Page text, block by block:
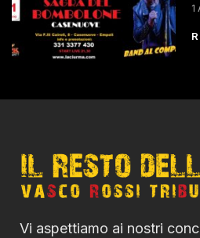
1
Vi aspettiamo ai nostri